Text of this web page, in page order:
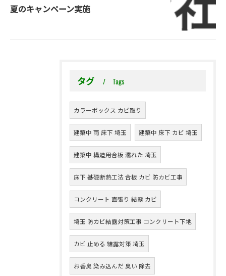
夏のキャンペーン実施
タグ Tags
カラーボックス カビ取り
建築中 雨 床下 埼玉 建築中 床下 カビ 埼玉
建築中 構造用合板 濡れた 埼玉
床下 基礎断熱工法 合板 カビ 防カビ工事
コンクリート 直張り 結露 カビ
埼玉 防カビ結露対策工事 コンクリート下地
カビ 止める 結露対策 埼玉
お香臭 染み込んだ 臭い 除去